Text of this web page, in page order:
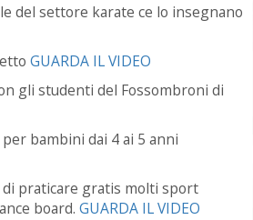
del settore karate ce lo insegnano
GUARDA IL VIDEO
gli studenti del Fossombroni di
bambini dai 4 ai 5 anni
praticare gratis molti sport
board. GUARDA IL VIDEO